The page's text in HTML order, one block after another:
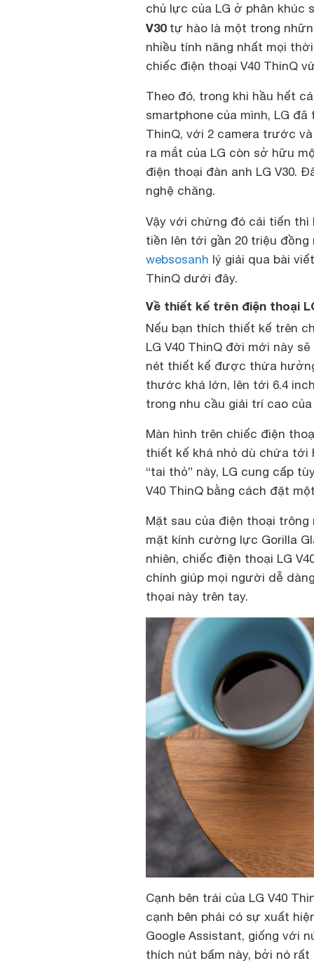
chủ lực của LG ở phân khúc
V30tự hào là một trong
nhiều tính năng nhất mọi
chiếc điện thoại V40 ThinQ
Theo đó, trong khi hầu hết
smartphone của mình, LG
ThinQ, với 2 camera trước
ra mắt của LG còn sở hữu
điện thoại đàn anh LG V30.
nghệ chăng.
Vậy với chừng đó cải tiến
tiền lên tới gần 20 triệu
websosanh lý giải qua bài
ThinQ dưới đây.
Về thiết kế trên điện thoại
Nếu bạn thích thiết kế trên
LG V40 ThinQ đời mới này
nét thiết kế được thừa
thước khá lớn, lên tới 6.4
trong nhu cầu giải trí cao
Màn hình trên chiếc điện
thiết kế khá nhỏ dù chứa tới
“tai thỏ” này, LG cung cấp
V40 ThinQ bằng cách đặt
Mặt sau của điện thoại
mặt kính cường lực Gorilla
nhiên, chiếc điện thoại LG
chính giúp mọi người dễ
thọai này trên tay.
Cạnh bên trái của LG V40
cạnh bên phải có sự xuất
Google Assistant, giống với
thích nút bấm này, bởi nó